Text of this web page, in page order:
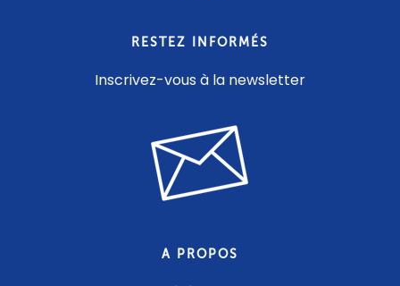
RESTEZ INFORMÉS
Inscrivez-vous à la newsletter
A PROPOS